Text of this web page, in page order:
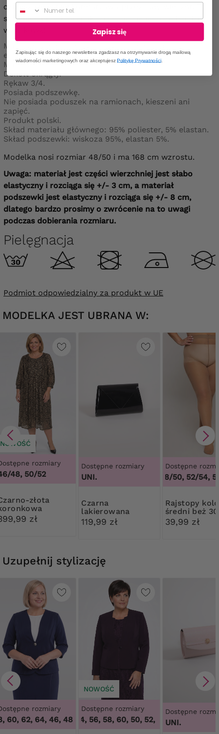
czujesz się w niej komfortowo przez cały wieczór. To
sukienka, przy której okazja staje się jeszcze bardziej
wyjątkowa!
Materiał wierzchniej warstwy: średniej grubości, słabo
elastyczny.
Materiał podszewki: cienki, elastyczny.
Dekolt okrągły.
Rękaw 3/4.
Posiada podszewkę.
Nie posiada poduszek na ramionach, kieszeni ani
zapięć.
Produkt polski.
Skład materiału głównego: 95% poliester, 5% elastan.
Skład podszewki: wiskoza 95%, elastan 5%.
Modelka nosi rozmiar 48/50 i ma 168 cm wzrostu.
Uwaga: materiał jest części wierzchniej jest słabo
elastyczny i rozciąga się +/- 3 cm, a materiał
podszewki jest elastyczny i rozciąga się +/- 8 cm,
dlatego bardzo prosimy o zwrócenie na to uwagi
podczas dobierania rozmiaru.
Pielęgnacja
Podmiot odpowiedzialny za produkt w UE
MODELKA JEST UBRANA W:
NOWOŚĆ
rozmiary
48, 50/52
zł
Dostępne rozmiary
UNI.
Czarna
lakierowana
kopertówka
119,99 zł
Dostępne
44/46, 48/50, 52/54,
Rajstopy kolor
średni beż
Ribessa
39,99 zł
Uzupełnij stylizację
rozmiary
60, 62, 64,46, 48, 58, 60, 62, 64
NOWOŚĆ
Dostępne rozmiary
50, 52, 54, 56, 58, 60,50, 52, 54, 56, 58, 60
Dostępne
UNI.
Zapisz się
Zapisując się do naszego newslettera zgadzasz na otrzymywanie drogą mailową
wiadomości marketingowych oraz akceptujeszPolitykę Prywatności.